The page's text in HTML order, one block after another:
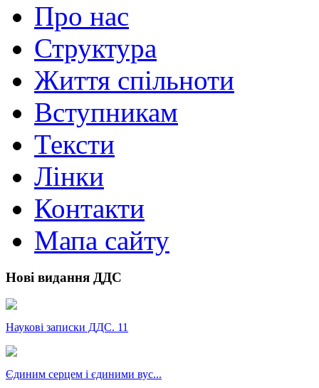
Про нас
Структура
Життя спільноти
Вступникам
Тексти
Лінки
Контакти
Мапа сайту
Нові видання ДДС
Наукові записки ДДС. 11
Єдиним серцем і єдиними вус...